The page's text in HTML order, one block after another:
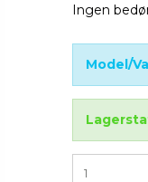
Ingen
Model/